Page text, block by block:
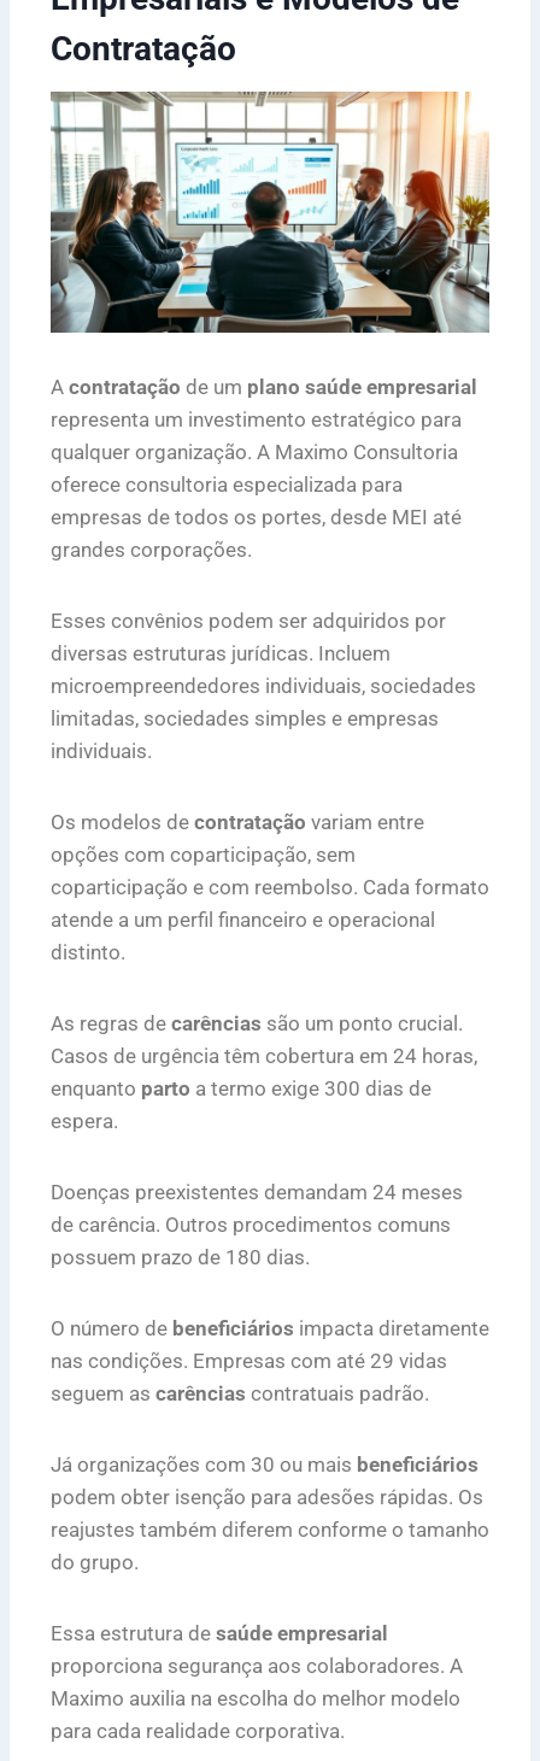
Contratação
A contratação de um plano saúde empresarial
representa um investimento estratégico para
qualquer organização. A Maximo Consultoria
oferece consultoria especializada para
empresas de todos os portes, desde MEI até
grandes corporações.
Esses convênios podem ser adquiridos por
diversas estruturas jurídicas. Incluem
microempreendedores individuais, sociedades
limitadas, sociedades simples e empresas
individuais.
Os modelos de contratação variam entre
opções com coparticipação, sem
coparticipação e com reembolso. Cada formato
atende a um perfil financeiro e operacional
distinto.
As regras de carências são um ponto crucial.
Casos de urgência têm cobertura em 24 horas,
enquanto parto a termo exige 300 dias de
espera.
Doenças preexistentes demandam 24 meses
de carência. Outros procedimentos comuns
possuem prazo de 180 dias.
O número de beneficiários impacta diretamente
nas condições. Empresas com até 29 vidas
seguem as carências contratuais padrão.
Já organizações com 30 ou mais beneficiários
podem obter isenção para adesões rápidas. Os
reajustes também diferem conforme o tamanho
do grupo.
Essa estrutura de saúde empresarial
proporciona segurança aos colaboradores. A
Maximo auxilia na escolha do melhor modelo
para cada realidade corporativa.